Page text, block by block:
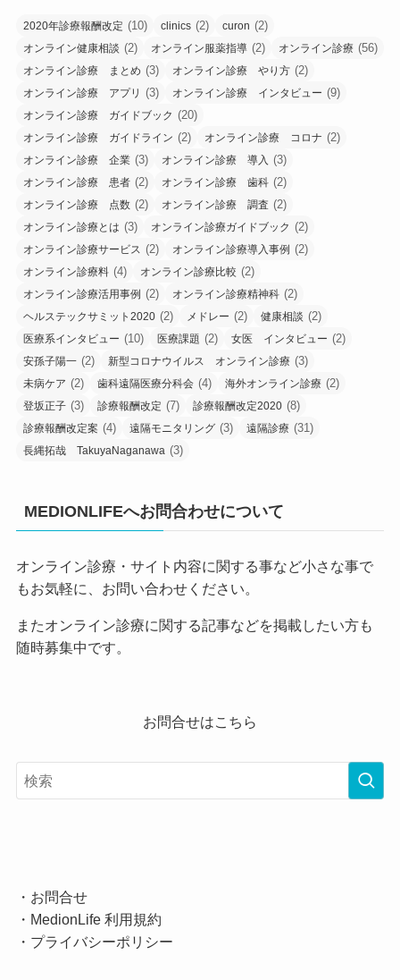
2020年診療報酬改定 (10) clinics (2) curon (2)
オンライン健康相談 (2) オンライン服薬指導 (2) オンライン診療 (56)
オンライン診療 まとめ (3) オンライン診療 やり方 (2)
オンライン診療 アプリ (3) オンライン診療 インタビュー (9)
オンライン診療 ガイドブック (20)
オンライン診療 ガイドライン (2) オンライン診療 コロナ (2)
オンライン診療 企業 (3) オンライン診療 導入 (3)
オンライン診療 患者 (2) オンライン診療 歯科 (2)
オンライン診療 点数 (2) オンライン診療 調査 (2)
オンライン診療とは (3) オンライン診療ガイドブック (2)
オンライン診療サービス (2) オンライン診療導入事例 (2)
オンライン診療料 (4) オンライン診療比較 (2)
オンライン診療活用事例 (2) オンライン診療精神科 (2)
ヘルステックサミット2020 (2) メドレー (2) 健康相談 (2)
医療系インタビュー (10) 医療課題 (2) 女医 インタビュー (2)
安孫子陽一 (2) 新型コロナウイルス オンライン診療 (3)
未病ケア (2) 歯科遠隔医療分科会 (4) 海外オンライン診療 (2)
登坂正子 (3) 診療報酬改定 (7) 診療報酬改定2020 (8)
診療報酬改定案 (4) 遠隔モニタリング (3) 遠隔診療 (31)
長縄拓哉 TakuyaNaganawa (3)
MEDIONLIFEへお問合わせについて
オンライン診療・サイト内容に関する事など小さな事で
もお気軽に、お問い合わせください。
またオンライン診療に関する記事などを掲載したい方も
随時募集中です。
お問合せはこちら
・ お問合せ
・ MedionLife 利用規約
・ プライバシーポリシー